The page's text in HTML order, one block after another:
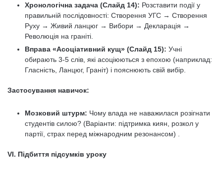
Хронологічна задача (Слайд 14): Розставити події у
правильній послідовності: Створення УГС → Створення
Руху → Живий ланцюг → Вибори → Декларація →
Революція на граніті.
Вправа «Асоціативний кущ» (Слайд 15): Учні
обирають 3-5 слів, які асоціюються з епохою (наприклад:
Гласність, Ланцюг, Граніт) і пояснюють свій вибір.
Застосування навичок:
Мозковий штурм: Чому влада не наважилася розігнати
студентів силою? (Варіанти: підтримка киян, розкол у
партії, страх перед міжнародним резонансом) .
VI. Підбиття підсумків уроку